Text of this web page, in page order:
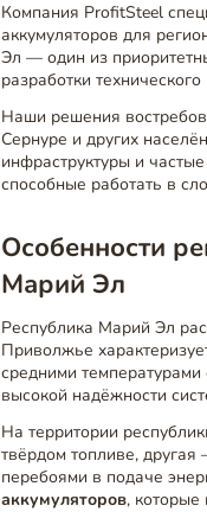
Компания ProfitSteel
аккумуляторов для
Эл — один из
разработки
Наши решения
Сернуре и других
инфраструктуры и
способные работать в
Особенности
Марий Эл
Республика Марий Эл
Приволжье
средними температурами
высокой надёжности
На территории
твёрдом топливе,
перебоями в подаче
аккумуляторов,